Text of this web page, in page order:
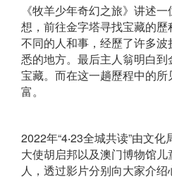
《牧羊少年奇幻之旅》讲述
想，前往金字塔寻找宝藏的
不同的人和事，经歷了许多
悉的地方。最后主人翁明白
宝藏。而在这一趟歷程中的
富。
2022年“4‧23全城共读”由文
大使胡启邦以及澳门博物馆
人，透过影片分别向大家介绍